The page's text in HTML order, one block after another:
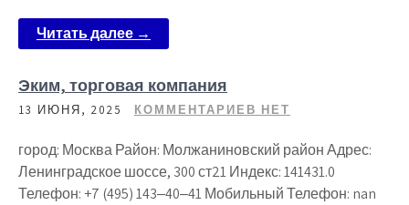
Читать далее →
Эким, торговая компания
13 ИЮНЯ, 2025 КОММЕНТАРИЕВ НЕТ
город: Москва Район: Молжаниновский район Адрес:
Ленинградское шоссе, 300 ст21 Индекс: 141431.0
Телефон: +7 (495) 143‒40‒41 Мобильный Телефон: nan